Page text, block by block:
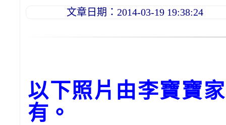
文章日期：2014-03-19 19:38:24
以下照片由李寶寶
有。